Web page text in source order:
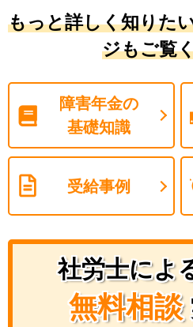
もっと詳しく知りた
ジもご覧
障害年金の
基礎知識
受給事例
社労士によ
無料相談